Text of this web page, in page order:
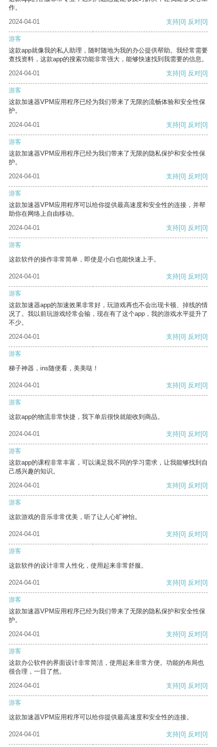
作。
2024-04-01
支持[0] 反对[0]
游客
这款app就像我的私人助理，随时随地为我的办公提供帮助。我经常需要
查找资料，这款app的搜索功能非常强大，能够快速找到我需要的信息。
2024-04-01
支持[0] 反对[0]
游客
这款加速器VPM应用程序已经为我们带来了无限的流畅体验和安全性保
护。
2024-04-01
支持[0] 反对[0]
游客
这款加速器VPM应用程序已经为我们带来了无限的隐私保护和安全性保
护。
2024-04-01
支持[0] 反对[0]
游客
这款加速器VPM应用程序可以给你提供最高速度和安全性的连接，并帮
助你在网络上自由移动。
2024-04-01
支持[0] 反对[0]
游客
这款软件的操作非常简单，即使是小白也能快速上手。
2024-04-01 支持[0] 反对[0]
游客
这款加速器app的加速效果非常好，玩游戏再也不会出现卡顿、掉线的情
况了。我以前玩游戏经常会输，现在有了这个app，我的游戏水平提升了
不少。
2024-04-01
支持[0] 反对[0]
游客
梯子神器，ins随便看，美美哒！
2024-04-01 支持[0] 反对[0]
游客
这款app的物流非常快捷，我下单后很快就能收到商品。
2024-04-01 支持[0] 反对[0]
游客
这款app的课程非常丰富，可以满足我不同的学习需求，让我能够找到自
己感兴趣的知识。
2024-04-01
支持[0] 反对[0]
游客
这款游戏的音乐非常优美，听了让人心旷神怡。
2024-04-01 支持[0] 反对[0]
游客
这款软件的设计非常人性化，使用起来非常舒服。
2024-04-01 支持[0] 反对[0]
游客
这款加速器VPM应用程序已经为我们带来了无限的隐私保护和安全性保
护。
2024-04-01
支持[0] 反对[0]
游客
这款办公软件的界面设计非常简洁，使用起来非常方便。功能的布局也
很合理，一目了然。
2024-04-01
支持[0] 反对[0]
游客
这款加速器VPM应用程序可以给你提供最高速度和安全性的连接。
2024-04-01 支持[0] 反对[0]